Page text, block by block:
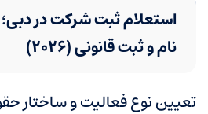
استعلام ثبت شرکت در
نام و ثبت قانونی (۲۰۲۶)
تعیین نوع فعالیت و ساختار